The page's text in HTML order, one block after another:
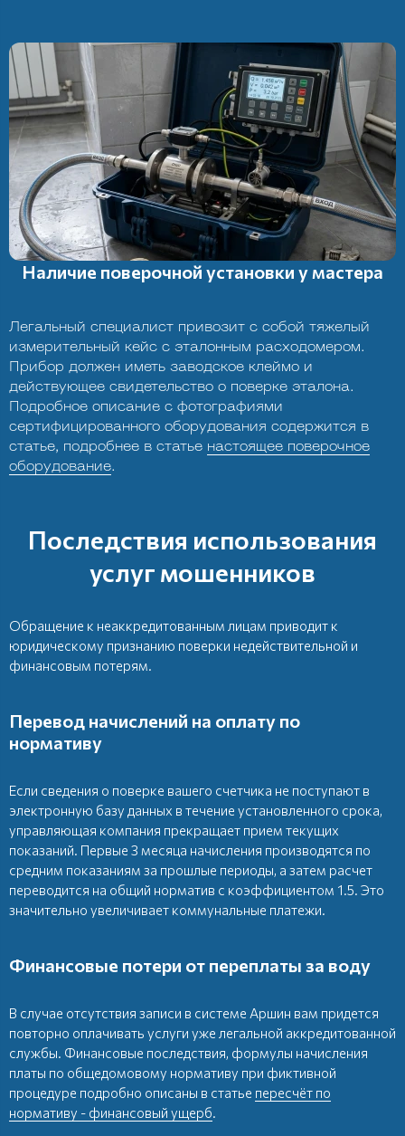
Наличие поверочной установки у мастера
Легальный специалист привозит с собой тяжелый
измерительный кейс с эталонным расходомером.
Прибор должен иметь заводское клеймо и
действующее свидетельство о поверке эталона.
Подробное описание с фотографиями
сертифицированного оборудования содержится в
статье, подробнее в статье настоящее поверочное
оборудование.
Последствия использования
услуг мошенников
Обращение к неаккредитованным лицам приводит к
юридическому признанию поверки недействительной и
финансовым потерям.
Перевод начислений на оплату по
нормативу
Если сведения о поверке вашего счетчика не поступают в
электронную базу данных в течение установленного срока,
управляющая компания прекращает прием текущих
показаний. Первые 3 месяца начисления производятся по
средним показаниям за прошлые периоды, а затем расчет
переводится на общий норматив с коэффициентом 1.5. Это
значительно увеличивает коммунальные платежи.
Финансовые потери от переплаты за воду
В случае отсутствия записи в системе Аршин вам придется
повторно оплачивать услуги уже легальной аккредитованной
службы. Финансовые последствия, формулы начисления
платы по общедомовому нормативу при фиктивной
процедуре подробно описаны в статье пересчёт по
нормативу - финансовый ущерб.